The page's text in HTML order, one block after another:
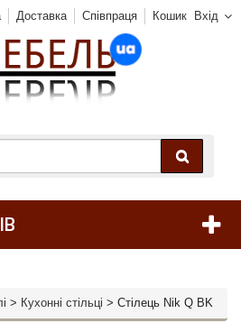
Вхід
Доставка Співпраця Кошик
> Кухонні стільці > Стілець Nik Q BK